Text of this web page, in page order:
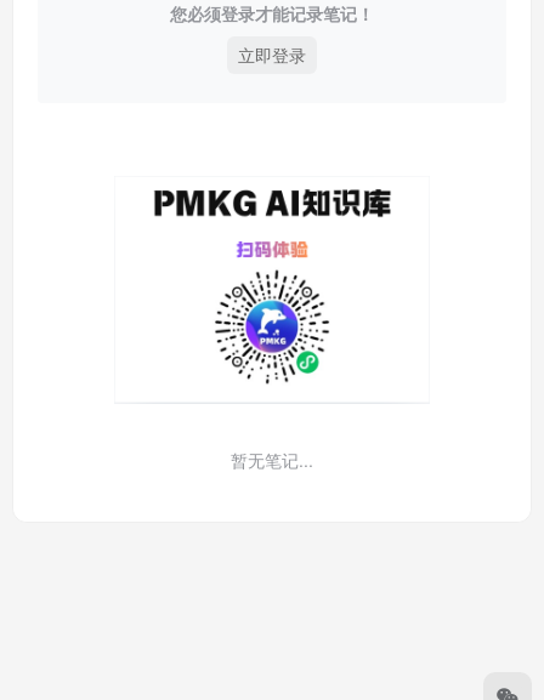
您必须登录才能记录笔记！
立即登录
暂无笔记...